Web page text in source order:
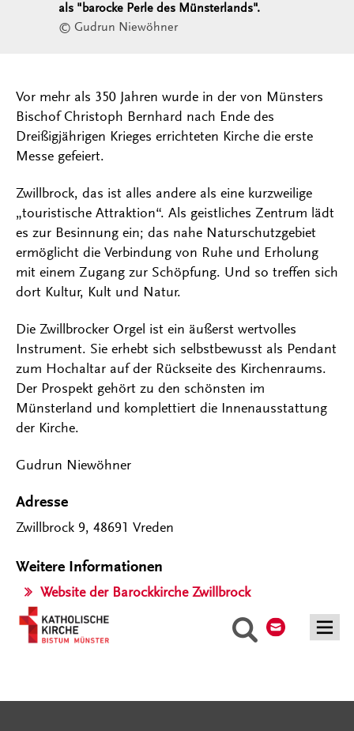
Suche
als "barocke Perle des Münsterlands".
© Gudrun Niewöhner
Vor mehr als 350 Jahren wurde in der von Münsters
Bischof Christoph Bernhard nach Ende des
Dreißigjährigen Krieges errichteten Kirche die erste
Messe gefeiert.
Zwillbrock, das ist alles andere als eine kurzweilige
„touristische Attraktion“. Als geistliches Zentrum lädt
es zur Besinnung ein; das nahe Naturschutzgebiet
ermöglicht die Verbindung von Ruhe und Erholung
mit einem Zugang zur Schöpfung. Und so treffen sich
dort Kultur, Kult und Natur.
Die Zwillbrocker Orgel ist ein äußerst wertvolles
Instrument. Sie erhebt sich selbstbewusst als Pendant
zum Hochaltar auf der Rückseite des Kirchenraums.
Der Prospekt gehört zu den schönsten im
Münsterland und komplettiert die Innenausstattung
der Kirche.
Gudrun Niewöhner
Adresse
Zwillbrock 9, 48691 Vreden
Weitere Informationen
Website der Barockkirche Zwillbrock